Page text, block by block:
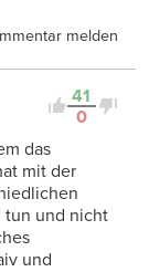
melden
41
0
das
mit der
tun und nicht
und